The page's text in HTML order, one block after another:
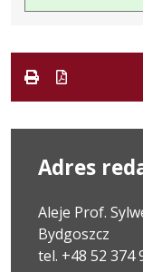
Adres
Aleje Prof.
Bydgoszcz
tel. +48 52 374